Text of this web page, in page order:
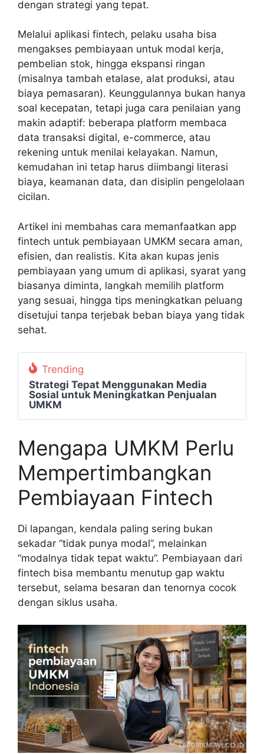
dengan strategi yang tepat.
Melalui aplikasi fintech, pelaku usaha bisa
mengakses pembiayaan untuk modal kerja,
pembelian stok, hingga ekspansi ringan
(misalnya tambah etalase, alat produksi, atau
biaya pemasaran). Keunggulannya bukan hanya
soal kecepatan, tetapi juga cara penilaian yang
makin adaptif: beberapa platform membaca
data transaksi digital, e-commerce, atau
rekening untuk menilai kelayakan. Namun,
kemudahan ini tetap harus diimbangi literasi
biaya, keamanan data, dan disiplin pengelolaan
cicilan.
Artikel ini membahas cara memanfaatkan app
fintech untuk pembiayaan UMKM secara aman,
efisien, dan realistis. Kita akan kupas jenis
pembiayaan yang umum di aplikasi, syarat yang
biasanya diminta, langkah memilih platform
yang sesuai, hingga tips meningkatkan peluang
disetujui tanpa terjebak beban biaya yang tidak
sehat.
Trending
Strategi Tepat Menggunakan Media
Sosial untuk Meningkatkan Penjualan
UMKM
Mengapa UMKM Perlu
Mempertimbangkan
Pembiayaan Fintech
Di lapangan, kendala paling sering bukan
sekadar “tidak punya modal”, melainkan
“modalnya tidak tepat waktu”. Pembiayaan dari
fintech bisa membantu menutup gap waktu
tersebut, selama besaran dan tenornya cocok
dengan siklus usaha.